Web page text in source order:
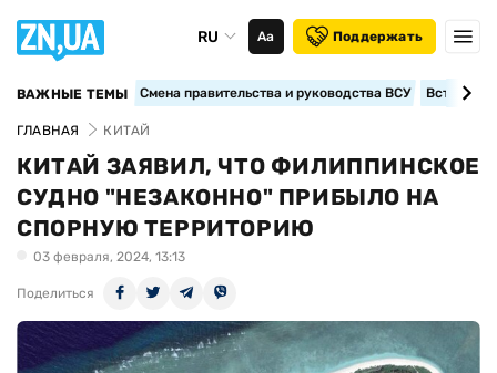
RU Аа Поддержать
ВАЖНЫЕ ТЕМЫ Смена правительства и руководства ВСУ
ГЛАВНАЯ КИТАЙ
КИТАЙ ЗАЯВИЛ, ЧТО ФИЛИППИНСКОЕ
СУДНО "НЕЗАКОННО" ПРИБЫЛО НА
СПОРНУЮ ТЕРРИТОРИЮ
03 февраля, 2024, 13:13
Поделиться